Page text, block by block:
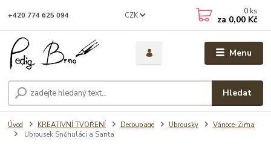
Menu
CZK
Hledat
+420 774 625 094 0 ks
za 0,00 Kč
Úvod KREATIVNÍ TVOŘENÍ Decoupage Ubrousky
Vánoce-Zima
Ubrousek Sněhuláci a Santa